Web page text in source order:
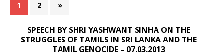
1 2 »
SPEECH BY SHRI YASHWANT SINHA ON THE
STRUGGLES OF TAMILS IN SRI LANKA AND THE
TAMIL GENOCIDE – 07.03.2013